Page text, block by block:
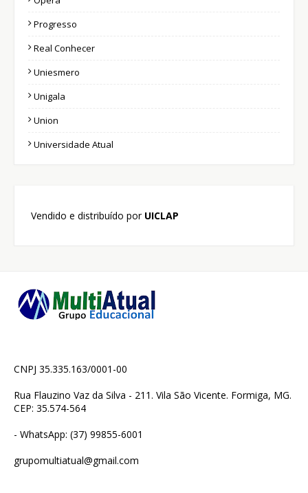
Progresso
Real Conhecer
Uniesmero
Unigala
Union
Universidade Atual
Vendido e distribuído por UICLAP
CNPJ 35.335.163/0001-00
Rua Flauzino Vaz da Silva - 211. Vila São Vicente. Formiga, MG.
CEP: 35.574-564
- WhatsApp: (37) 99855-6001
grupomultiatual@gmail.com